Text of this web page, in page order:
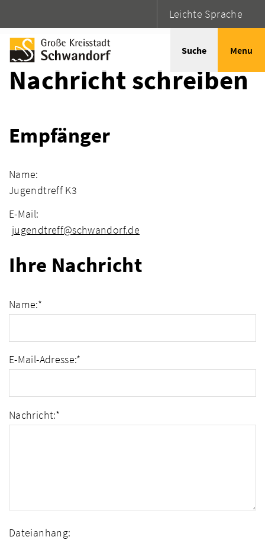
Leichte Sprache
Suche Menu
Nachricht schreiben
Empfänger
Name:
Jugendtreff K3
E-Mail:
jugendtreff@schwandorf.de
Ihre Nachricht
Name:*
E-Mail-Adresse:*
Nachricht:*
Dateianhang: